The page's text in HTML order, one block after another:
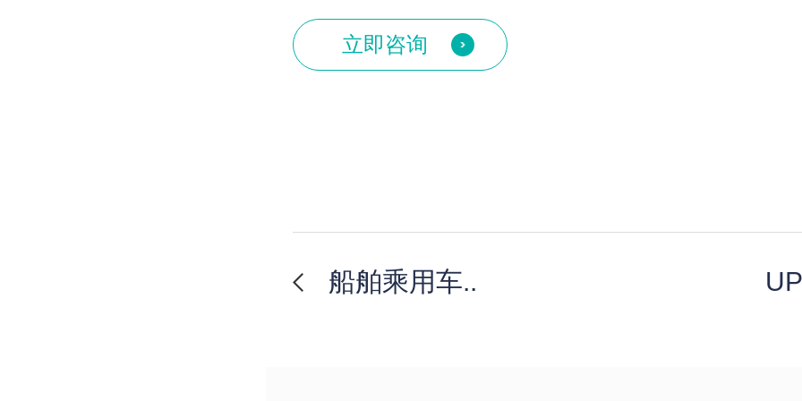
立即咨询
船舶乘用车..